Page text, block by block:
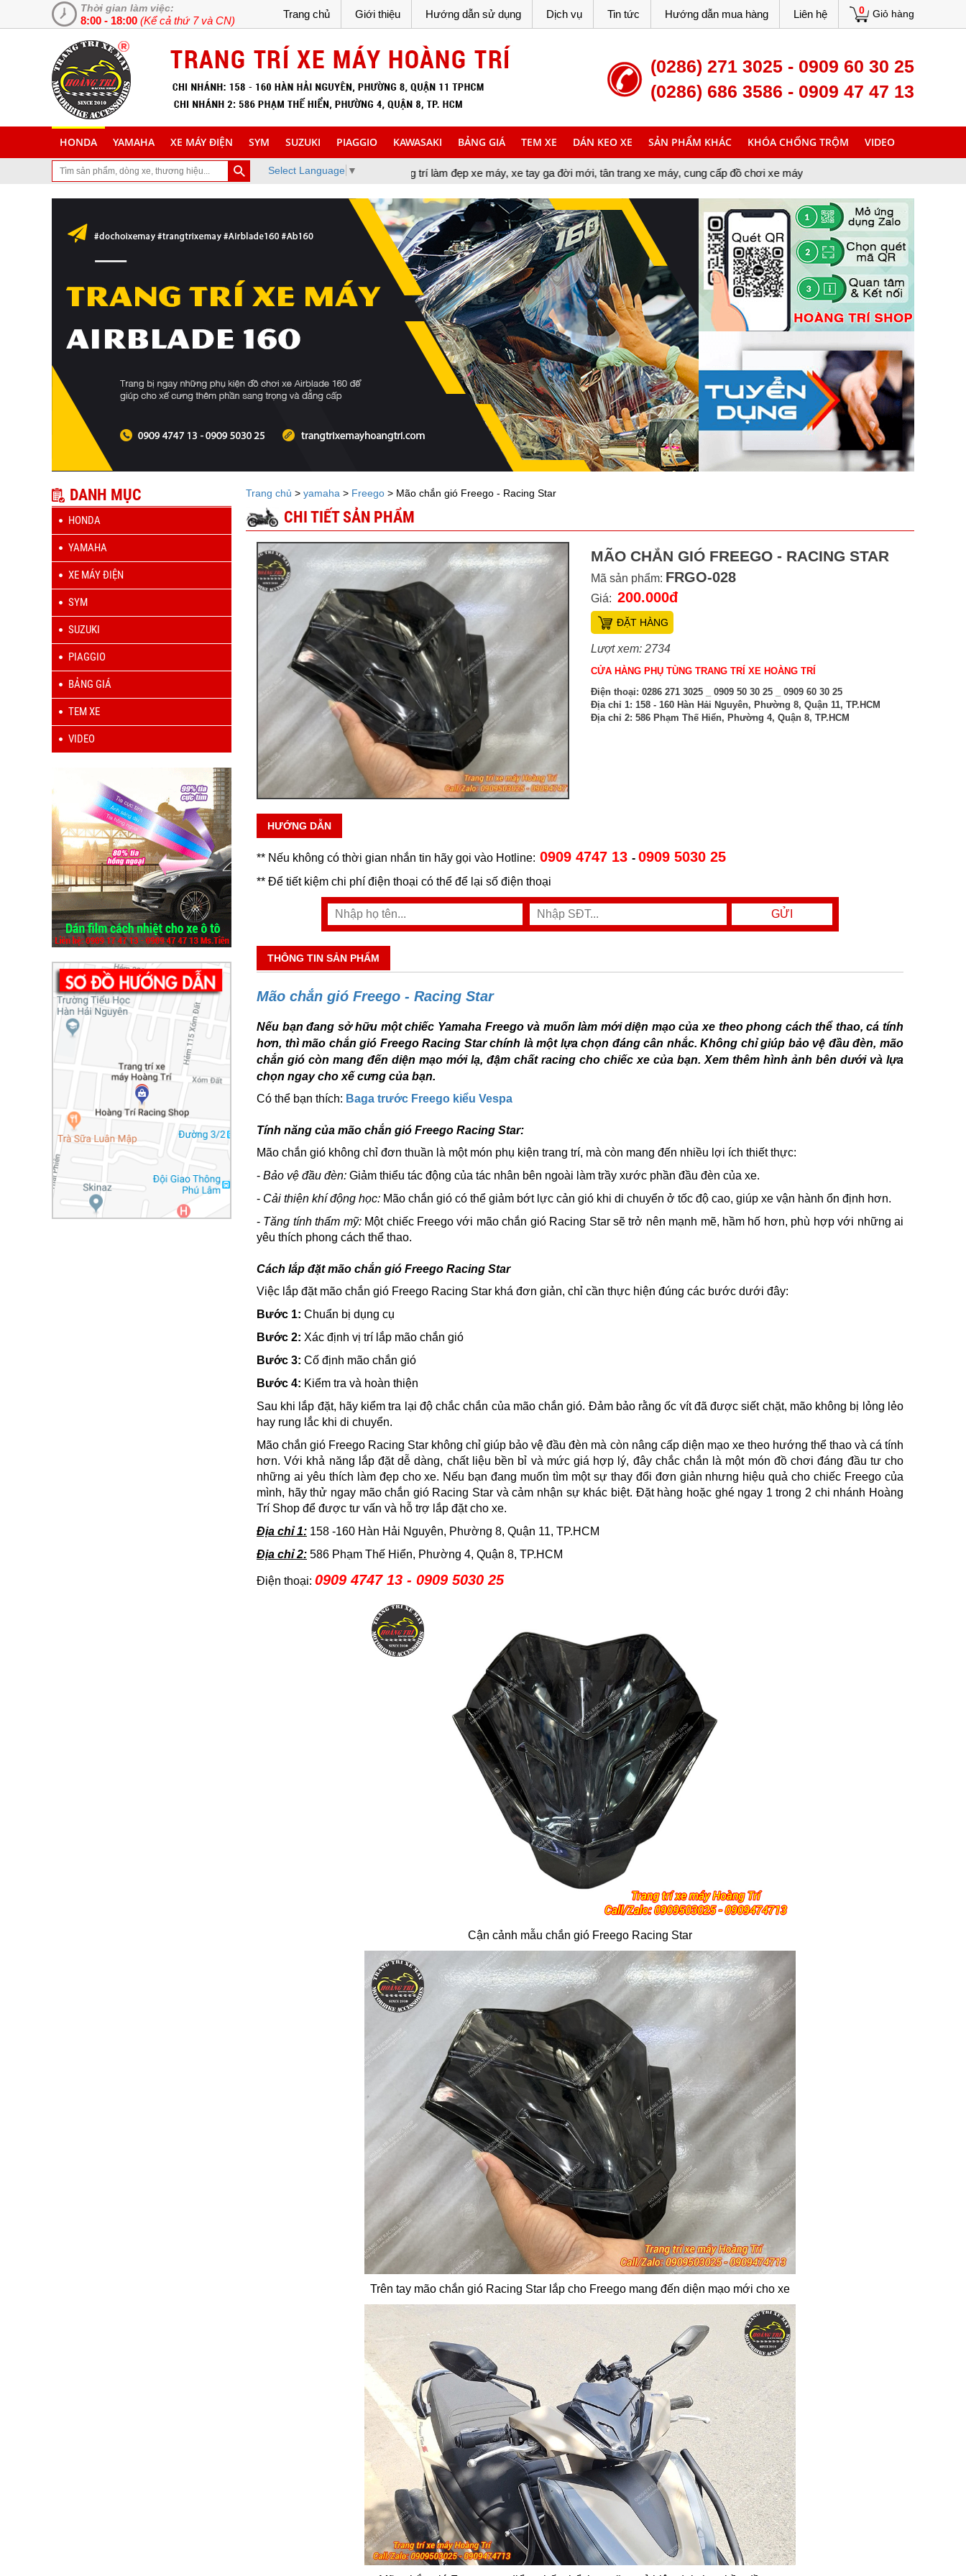
Thời gian làm việc:
8:00 - 18:00 (Kể cả thứ 7 và CN)
0 Giỏ hàng
Trang chủ Giới thiệu Hướng dẫn sử dụng Dịch vụ Tin tức Hướng dẫn mua hàng Liên hệ
(0286) 271 3025 - 0909 60 30 25
(0286) 686 3586 - 0909 47 47 13
HONDA YAMAHA XE MÁY ĐIỆN SYM SUZUKI PIAGGIO KAWASAKI BẢNG GIÁ TEM XE DÁN KEO XE SẢN PHẨM KHÁC KHÓA CHỐNG TRỘM VIDEO
Select Language ▼
đã ghé thăm trang Web chuyên cung cấp và lắp đặt phụ tùng inox trang trí làm đẹp xe máy, xe tay ga đời mới, tân trang xe máy, cung cấp đồ chơi xe máy
DANH MỤC
HONDA
YAMAHA
XE MÁY ĐIỆN
SYM
SUZUKI
PIAGGIO
BẢNG GIÁ
TEM XE
VIDEO
Trang chủ > yamaha > Freego> Mão chắn gió Freego - Racing Star
CHI TIẾT SẢN PHẨM
MÃO CHẮN GIÓ FREEGO - RACING STAR
Mã sản phẩm: FRGO-028
Giá: 200.000đ
ĐẶT HÀNG
Lượt xem: 2734
CỬA HÀNG PHỤ TÙNG TRANG TRÍ XE HOÀNG TRÍ
Điện thoại: 0286 271 3025 _ 0909 50 30 25 _ 0909 60 30 25
Địa chỉ 1: 158 - 160 Hàn Hải Nguyên, Phường 8, Quận 11, TP.HCM
Địa chỉ 2: 586 Phạm Thế Hiển, Phường 4, Quận 8, TP.HCM
HƯỚNG DẪN
** Nếu không có thời gian nhắn tin hãy gọi vào Hotline: 0909 4747 13 - 0909 5030 25
** Để tiết kiệm chi phí điện thoại có thể để lại số điện thoại
THÔNG TIN SẢN PHẨM
Mão chắn gió Freego - Racing Star
Nếu bạn đang sở hữu một chiếc Yamaha Freego và muốn làm mới diện mạo của xe theo phong cách thể thao, cá tính
hơn, thì mão chắn gió Freego Racing Star chính là một lựa chọn đáng cân nhắc. Không chỉ giúp bảo vệ đầu đèn, mão
chắn gió còn mang đến diện mạo mới lạ, đậm chất racing cho chiếc xe của bạn. Xem thêm hình ảnh bên dưới và lựa
chọn ngay cho xế cưng của bạn.
Có thể bạn thích: Baga trước Freego kiểu Vespa
Tính năng của mão chắn gió Freego Racing Star:
Mão chắn gió không chỉ đơn thuần là một món phụ kiện trang trí, mà còn mang đến nhiều lợi ích thiết thực:
- Bảo vệ đầu đèn:Giảm thiểu tác động của tác nhân bên ngoài làm trầy xước phần đầu đèn của xe.
- Cải thiện khí động học:Mão chắn gió có thể giảm bớt lực cản gió khi di chuyển ở tốc độ cao, giúp xe vận hành ổn định hơn.
- Tăng tính thẩm mỹ:Một chiếc Freego với mão chắn gió Racing Star sẽ trở nên mạnh mẽ, hầm hố hơn, phù hợp với những ai
yêu thích phong cách thể thao.
Cách lắp đặt mão chắn gió Freego Racing Star
Việc lắp đặt mão chắn gió Freego Racing Star khá đơn giản, chỉ cần thực hiện đúng các bước dưới đây:
Bước 1: Chuẩn bị dụng cụ
Bước 2: Xác định vị trí lắp mão chắn gió
Bước 3: Cố định mão chắn gió
Bước 4: Kiểm tra và hoàn thiện
Sau khi lắp đặt, hãy kiểm tra lại độ chắc chắn của mão chắn gió. Đảm bảo rằng ốc vít đã được siết chặt, mão không bị lỏng lẻo
hay rung lắc khi di chuyển.
Mão chắn gió Freego Racing Star không chỉ giúp bảo vệ đầu đèn mà còn nâng cấp diện mạo xe theo hướng thể thao và cá tính
hơn. Với khả năng lắp đặt dễ dàng, chất liệu bền bỉ và mức giá hợp lý, đây chắc chắn là một món đồ chơi đáng đầu tư cho
những ai yêu thích làm đẹp cho xe. Nếu bạn đang muốn tìm một sự thay đổi đơn giản nhưng hiệu quả cho chiếc Freego của
mình, hãy thử ngay mão chắn gió Racing Star và cảm nhận sự khác biệt. Đặt hàng hoặc ghé ngay 1 trong 2 chi nhánh Hoàng
Trí Shop để được tư vấn và hỗ trợ lắp đặt cho xe.
Địa chỉ 1:158 -160 Hàn Hải Nguyên, Phường 8, Quận 11, TP.HCM
Địa chỉ 2:586 Phạm Thế Hiển, Phường 4, Quận 8, TP.HCM
Điện thoại: 0909 4747 13 - 0909 5030 25
Cận cảnh mẫu chắn gió Freego Racing Star
Trên tay mão chắn gió Racing Star lắp cho Freego mang đến diện mạo mới cho xe